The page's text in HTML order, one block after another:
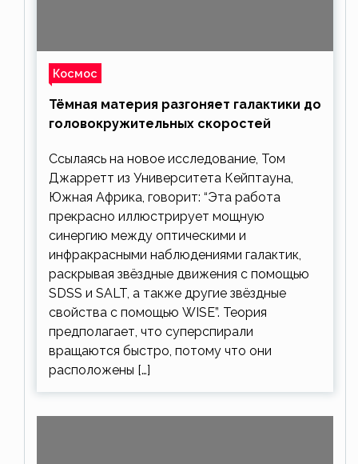
Космос
Тёмная материя разгоняет галактики до
головокружительных скоростей
Ссылаясь на новое исследование, Том
Джарретт из Университета Кейптауна,
Южная Африка, говорит: “Эта работа
прекрасно иллюстрирует мощную
синергию между оптическими и
инфракрасными наблюдениями галактик,
раскрывая звёздные движения с помощью
SDSS и SALT, а также другие звёздные
свойства с помощью WISE”. Теория
предполагает, что суперспирали
вращаются быстро, потому что они
расположены […]